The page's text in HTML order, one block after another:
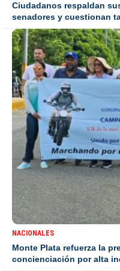
Ciudadanos respaldan
senadores y cuestionan
NACIONALES
Monte Plata refuerza la
concienciación por alta